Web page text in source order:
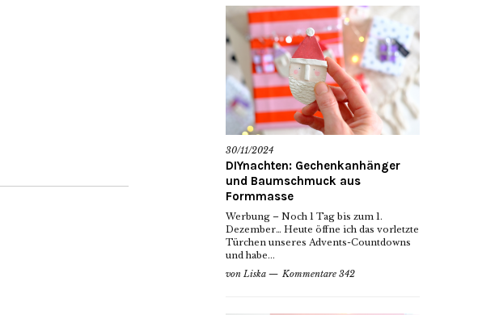
30/11/2024
DIYnachten: Gechenkanhänger
und Baumschmuck aus
Formmasse
Werbung – Noch 1 Tag bis zum 1.
Dezember… Heute öffne ich das vorletzte
Türchen unseres Advents-Countdowns
und habe...
von Liska Kommentare 342